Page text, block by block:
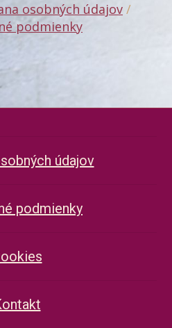
osobných údajov /
podmienky
údajov
podmienky